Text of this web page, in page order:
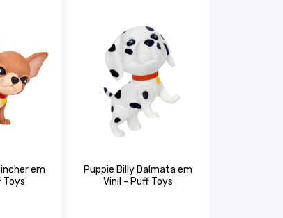
em
Toys
Puppie Billy Dalmata em
Vinil - Puff Toys